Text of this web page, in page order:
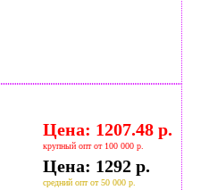
Цена: 1207.48 р.
крупный опт от 100 000 р.
Цена: 1292 р.
средний опт от 50 000 р.